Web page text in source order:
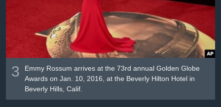
3
Emmy Rossum arrives at the 73rd annual Golden Globe
Awards on Jan. 10, 2016, at the Beverly Hilton Hotel in
Beverly Hills, Calif.